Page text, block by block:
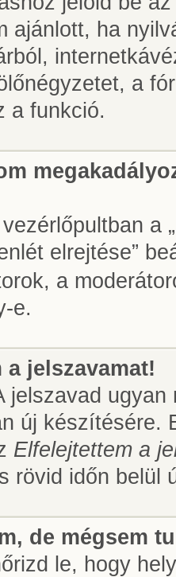
ajánlott, ha
a
a funkció.
a
elrejtése”
a
e.
jelszavamat!
jelszavad
új készítésére.
Elfelejtettem a
rövid időn belül
de mégsem
le, hogy